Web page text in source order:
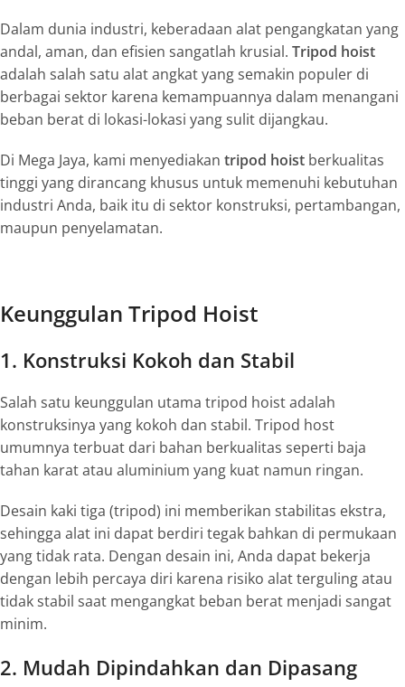
Dalam dunia industri, keberadaan alat pengangkatan yang
andal, aman, dan efisien sangatlah krusial. Tripod hoist
adalah salah satu alat angkat yang semakin populer di
berbagai sektor karena kemampuannya dalam menangani
beban berat di lokasi-lokasi yang sulit dijangkau.
Di Mega Jaya, kami menyediakan tripod hoist berkualitas
tinggi yang dirancang khusus untuk memenuhi kebutuhan
industri Anda, baik itu di sektor konstruksi, pertambangan,
maupun penyelamatan.
Keunggulan Tripod Hoist
1. Konstruksi Kokoh dan Stabil
Salah satu keunggulan utama tripod hoist adalah
konstruksinya yang kokoh dan stabil. Tripod host
umumnya terbuat dari bahan berkualitas seperti baja
tahan karat atau aluminium yang kuat namun ringan.
Desain kaki tiga (tripod) ini memberikan stabilitas ekstra,
sehingga alat ini dapat berdiri tegak bahkan di permukaan
yang tidak rata. Dengan desain ini, Anda dapat bekerja
dengan lebih percaya diri karena risiko alat terguling atau
tidak stabil saat mengangkat beban berat menjadi sangat
minim.
2. Mudah Dipindahkan dan Dipasang